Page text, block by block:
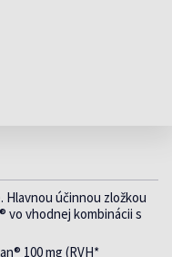
Hlavnou účinnou zložkou
vo vhodnej kombinácii s
100 mg (RVH*